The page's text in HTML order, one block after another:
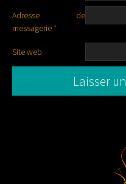
Adresse de
messagerie*
Site web